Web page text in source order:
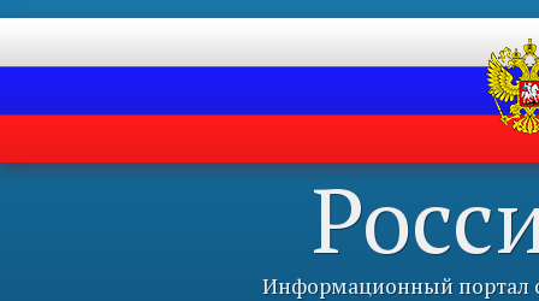
Информационный портал